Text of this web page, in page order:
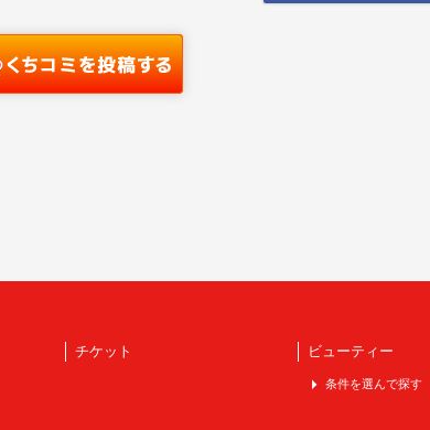
チケット ビューティー
条件を選んで探す